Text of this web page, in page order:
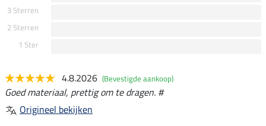
3 Sterren
2 Sterren
1 Ster
4.8.2026 (Bevestigde aankoop)
Goed materiaal, prettig om te dragen. #
Origineel bekijken